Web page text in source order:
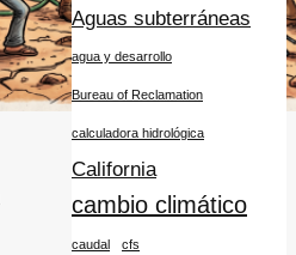
Aguas subterráneas
agua y desarrollo
Bureau of Reclamation
calculadora hidrológica
California
cambio climático
caudal cfs